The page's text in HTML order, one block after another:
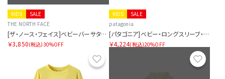
SALE
KIDS
THE NORTH FACE
[ザ・ノース・フェイス]ベビーバーサタイルショート
￥3,850(税込)30%OFF
SALE
KIDS
patagonia
[パタゴニア]ベビー・ロングスリーブ・キャプリーン・シルクウェイト・Tシャツ
￥4,224(税込)20%OFF
お気に入り